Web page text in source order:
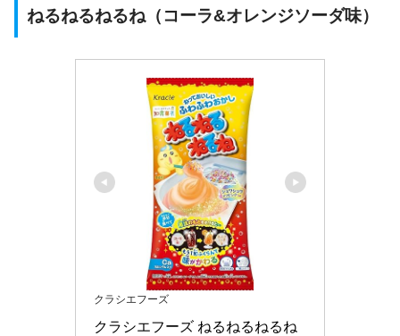
ねるねるねるね（コーラ&オレンジソーダ味）
クラシエフーズ
クラシエフーズ ねるねるねるね